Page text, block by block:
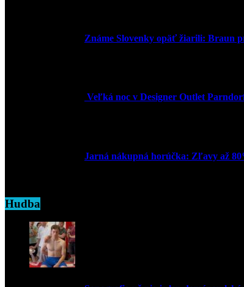
Známe Slovenky opäť žiarili: Braun
Veľká noc v Designer Outlet
Jarná nákupná horúčka: Zľavy až
Hudba